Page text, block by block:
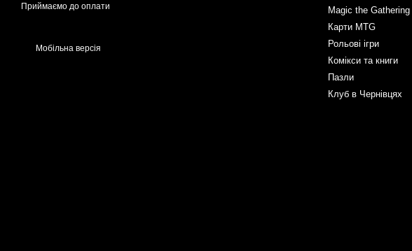
Приймаємо до оплати
Мобільна версія
Magic the Gathering
Карти MTG
Рольові ігри
Комікси та книги
Пазли
Клуб в Чернівцях